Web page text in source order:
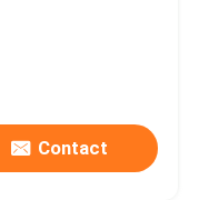
Contact